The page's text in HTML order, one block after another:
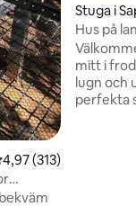
av 5 i
4,97 (313)
Stuga i
Hus på
mitt i
lugn och
perfekta